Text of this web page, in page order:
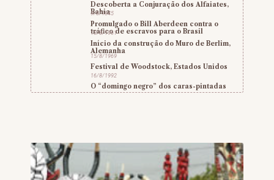
Descoberta a Conjuração dos Alfaiates,
Bahia
9/8/1845
Promulgado o Bill Aberdeen contra o
tráfico de escravos para o Brasil
13/8/1961
Início da construção do Muro de Berlim,
Alemanha
15/8/1969
Festival de Woodstock, Estados Unidos
16/8/1992
O “domingo negro” dos caras-pintadas